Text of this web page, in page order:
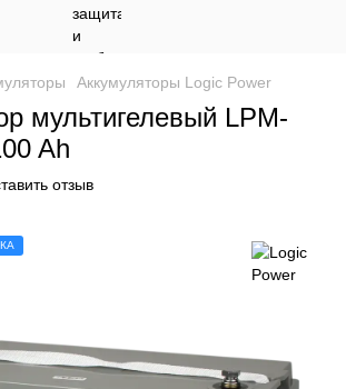
Аккумуляторы Logic Power
мультигелевый LPM-
Ah
отзыв